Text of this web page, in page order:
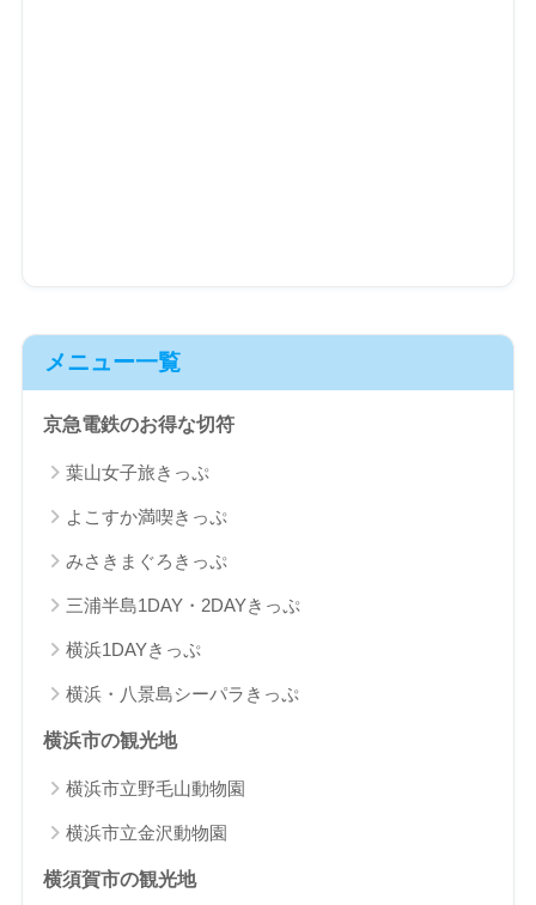
メニュー一覧
京急電鉄のお得な切符
葉山女子旅きっぷ
よこすか満喫きっぷ
みさきまぐろきっぷ
三浦半島1DAY・2DAYきっぷ
横浜1DAYきっぷ
横浜・八景島シーパラきっぷ
横浜市の観光地
横浜市立野毛山動物園
横浜市立金沢動物園
横須賀市の観光地